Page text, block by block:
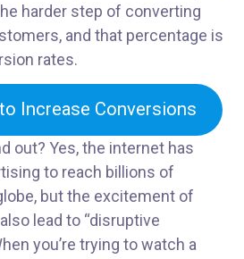
harder step of converting
and that percentage is
rates.
Increase Conversions
out? Yes, the internet has
to reach billions of
but the excitement of
lead to “disruptive
you’re trying to watch a